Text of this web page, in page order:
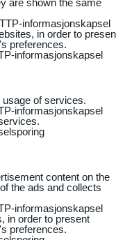
informasjonskapsel
in order to
preferences.
informasjonskapsel
of services.
informasjonskapsel
content on the
the ads and collects
informasjonskapsel
in order to present
preferences.